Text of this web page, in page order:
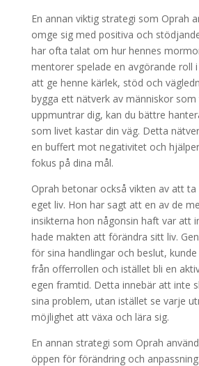
En annan viktig strategi som Oprah
omge sig med positiva och
har ofta talat om hur hennes
mentorer spelade en avgörande roll
att ge henne kärlek, stöd och
bygga ett nätverk av människor
uppmuntrar dig, kan du bättre
som livet kastar din väg. Detta
en buffert mot negativitet och
fokus på dina mål.
Oprah betonar också vikten av att
eget liv. Hon har sagt att en av de
insikterna hon någonsin haft var att
hade makten att förändra sitt liv.
för sina handlingar och beslut,
från offerrollen och istället bli en
egen framtid. Detta innebär att inte
sina problem, utan istället se varje
möjlighet att växa och lära sig.
En annan strategi som Oprah
öppen för förändring och